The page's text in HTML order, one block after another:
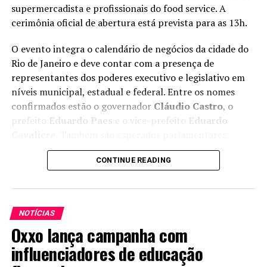
eletrônicas e carteiras digitais.
Principais tipos de meios de
pagamento
1. Dinheiro em espécie
Apesar da digitalização, o dinheiro ainda é bastante
regiões com menor acesso bancário.
estabelecimentos de bairro ainda dependem fortemente
desse meio.
Vantagens:
Desvantagens:
supermercadista e profissionais do food service. A
cerimônia oficial de abertura está prevista para as 13h.
O evento integra o calendário de negócios da cidade do
Rio de Janeiro e deve contar com a presença de
representantes dos poderes executivo e legislativo em
níveis municipal, estadual e federal. Entre os nomes
confirmados estão o governador Cláudio Castro, o
prefeito Eduardo Paes e o vice-prefeito Eduardo
vereadores e gestores de áreas ligadas ao turismo e à
defesa do consumidor.
Durante a solenidade, o presidente da ASSERJ
(Associação de Supermercados do Estado do Rio de
Janeiro),Fábio Queiróz
presidente da ALAS para o biênio 2026-2027. A posse
marca a participação de lideranças brasileiras em
entidades internacionais do setor.
CONTINUE READING
NOTÍCIAS
Oxxo lança campanha com
influenciadores de educação